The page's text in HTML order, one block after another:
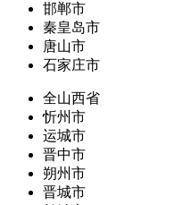
邯郸市
秦皇岛市
唐山市
石家庄市
全山西省
忻州市
运城市
晋中市
朔州市
晋城市